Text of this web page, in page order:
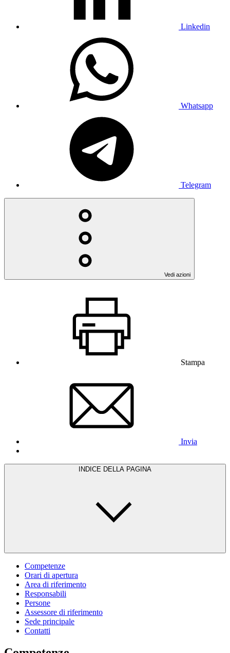
Linkedin
Whatsapp
Telegram
Vedi azioni
Stampa
Invia
INDICE DELLA PAGINA
Competenze
Orari di apertura
Area di riferimento
Responsabili
Persone
Assessore di riferimento
Sede principale
Contatti